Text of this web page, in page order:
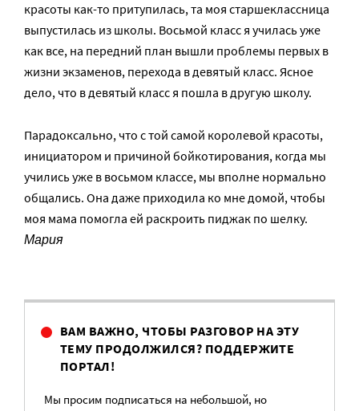
красоты как-то притупилась, та моя старшеклассница
выпустилась из школы. Восьмой класс я училась уже
как все, на передний план вышли проблемы первых в
жизни экзаменов, перехода в девятый класс. Ясное
дело, что в девятый класс я пошла в другую школу.
Парадоксально, что с той самой королевой красоты,
инициатором и причиной бойкотирования, когда мы
учились уже в восьмом классе, мы вполне нормально
общались. Она даже приходила ко мне домой, чтобы
моя мама помогла ей раскроить пиджак по шелку.
Мария
ВАМ ВАЖНО, ЧТОБЫ РАЗГОВОР НА ЭТУ
ТЕМУ ПРОДОЛЖИЛСЯ? ПОДДЕРЖИТЕ
ПОРТАЛ!
Мы просим подписаться на небольшой, но